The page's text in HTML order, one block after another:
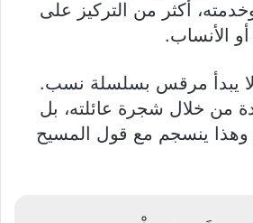
أكثر من التركيز على
الأنساب.
ألا يبدأ مرقس بسلسلة نسب.
من خلال شجرة عائلته، بل
وهذا ينسجم مع قول المسيح